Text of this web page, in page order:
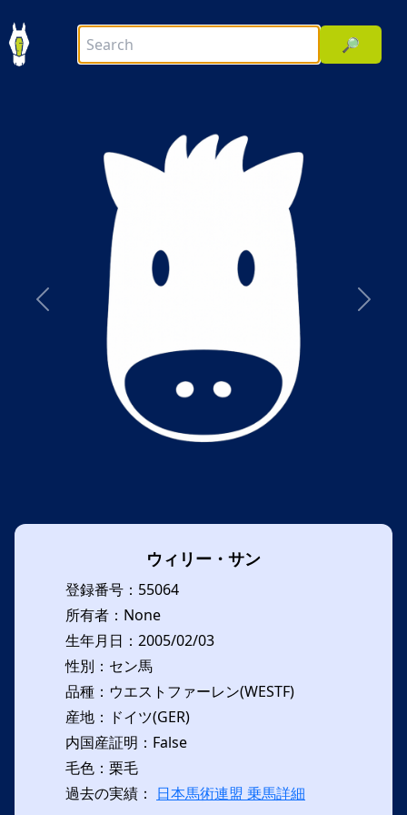
🔎
前へ 次へ
ウィリー・サン
登録番号：55064
所有者：None
生年月日：2005/02/03
性別：セン馬
品種：ウエストファーレン(WESTF)
産地：ドイツ(GER)
内国産証明：False
毛色：栗毛
過去の実績： 日本馬術連盟 乗馬詳細